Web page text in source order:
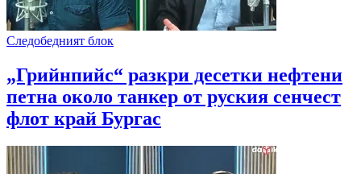
Следобедният блок
„Грийнпийс“ разкри десетки нефтени
петна около танкер от руския сенчест
флот край Бургас